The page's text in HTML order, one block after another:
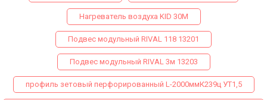
Нагреватель воздуха KID 30M
Подвес модульный RIVAL 118 13201
Подвес модульный RIVAL 3м 13203
профиль зетовый перфорированный L-2000ммК239ц УТ1,5